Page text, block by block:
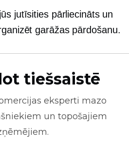
jutīsities pārliecināts un
garāžas pārdošanu.
tiešsaistē
eksperti mazo
un topošajiem